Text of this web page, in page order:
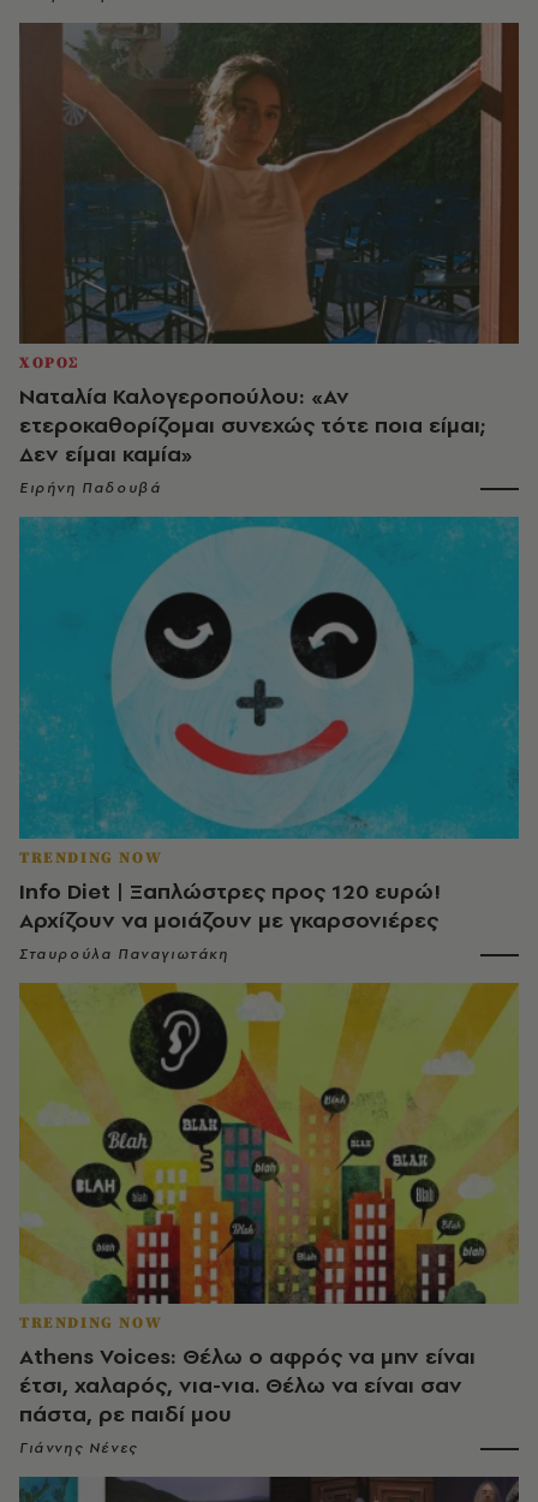
ΧΟΡΟΣ
Ναταλία Καλογεροπούλου: «Αν
ετεροκαθορίζομαι συνεχώς τότε ποια είμαι;
Δεν είμαι καμία»
Ειρήνη Παδουβά
TRENDING NOW
Info Diet | Ξαπλώστρες προς 120 ευρώ!
Αρχίζουν να μοιάζουν με γκαρσονιέρες
Σταυρούλα Παναγιωτάκη
TRENDING NOW
Athens Voices: Θέλω ο αφρός να μην είναι
έτσι, χαλαρός, νια-νια. Θέλω να είναι σαν
πάστα, ρε παιδί μου
Γιάννης Νένες